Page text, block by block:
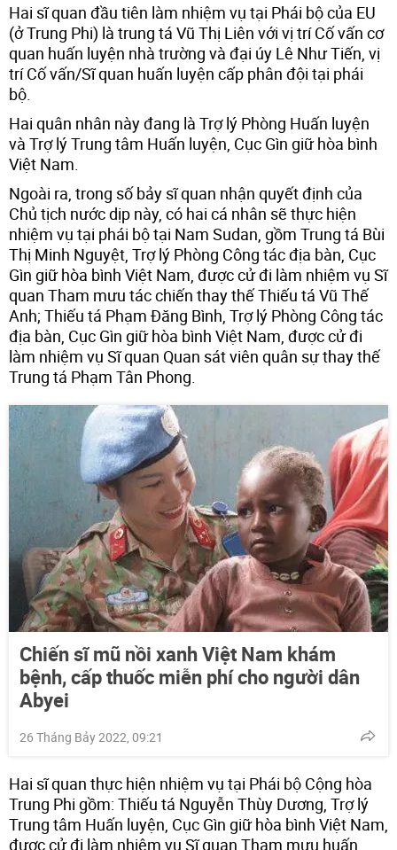
Hai sĩ quan đầu tiên làm nhiệm vụ tại Phái bộ của EU
(ở Trung Phi) là trung tá Vũ Thị Liên với vị trí Cố vấn cơ
quan huấn luyện nhà trường và đại úy Lê Như Tiến, vị
trí Cố vấn/Sĩ quan huấn luyện cấp phân đội tại phái
bộ.
Hai quân nhân này đang là Trợ lý Phòng Huấn luyện
và Trợ lý Trung tâm Huấn luyện, Cục Gìn giữ hòa bình
Việt Nam.
Ngoài ra, trong số bảy sĩ quan nhận quyết định của
Chủ tịch nước dịp này, có hai cá nhân sẽ thực hiện
nhiệm vụ tại phái bộ tại Nam Sudan, gồm Trung tá Bùi
Thị Minh Nguyệt, Trợ lý Phòng Công tác địa bàn, Cục
Gìn giữ hòa bình Việt Nam, được cử đi làm nhiệm vụ Sĩ
quan Tham mưu tác chiến thay thế Thiếu tá Vũ Thế
Anh; Thiếu tá Phạm Đăng Bình, Trợ lý Phòng Công tác
địa bàn, Cục Gìn giữ hòa bình Việt Nam, được cử đi
làm nhiệm vụ Sĩ quan Quan sát viên quân sự thay thế
Trung tá Phạm Tân Phong.
Chiến sĩ mũ nồi xanh Việt Nam khám
bệnh, cấp thuốc miễn phí cho người dân
Abyei
26 Tháng Bảy 2022, 09:21
Hai sĩ quan thực hiện nhiệm vụ tại Phái bộ Cộng hòa
Trung Phi gồm: Thiếu tá Nguyễn Thùy Dương, Trợ lý
Trung tâm Huấn luyện, Cục Gìn giữ hòa bình Việt Nam,
được cử đi làm nhiệm vụ Sĩ quan Tham mưu huấn